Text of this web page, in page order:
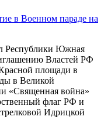
Республики Южная
Властей РФ
площади в
в Великой
«Священная война»
флаг РФ и
Идрицкой